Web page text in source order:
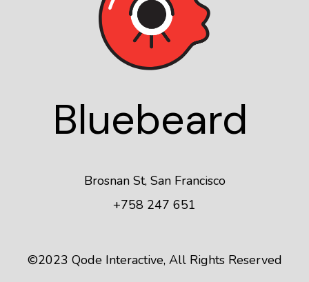
Bluebeard
Brosnan St, San Francisco
+758 247 651
©2023 Qode Interactive, All Rights Reserved